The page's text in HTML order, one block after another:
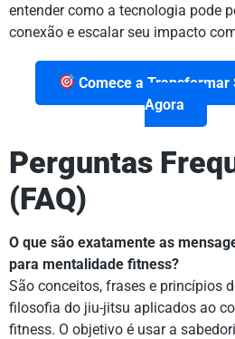
entender como a tecnologia pode
conexão e escalar seu impacto
Comece a Transformar
Agora
Perguntas
(FAQ)
O que são exatamente as
para mentalidade fitness?
São conceitos, frases e princípios
filosofia do jiu-jitsu aplicados ao
fitness. O objetivo é usar a